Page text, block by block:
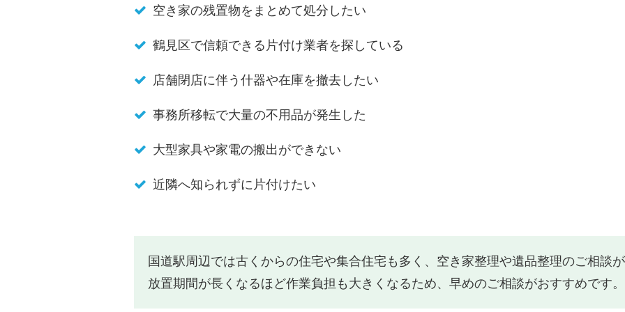
空き家の残置物をまとめて処分したい
鶴見区で信頼できる片付け業者を探している
店舗閉店に伴う什器や在庫を撤去したい
事務所移転で大量の不用品が発生した
大型家具や家電の搬出ができない
近隣へ知られずに片付けたい
国道駅周辺では古くからの住宅や集合住宅も多く、空き家整理や遺品整理のご相談が
放置期間が長くなるほど作業負担も大きくなるため、早めのご相談がおすすめです。